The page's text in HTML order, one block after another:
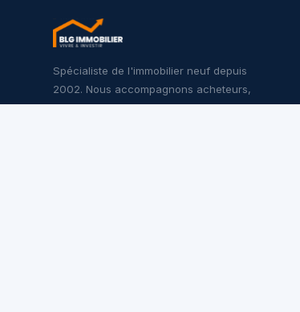
Spécialiste de l'immobilier neuf depuis
2002. Nous accompagnons acheteurs,
investisseurs et promoteurs sur l'ensemble